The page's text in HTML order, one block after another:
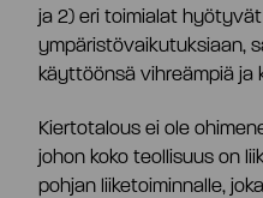
ja 2) eri toimialat
ympäristövaikutuksiaan,
käyttöönsä vihreämpiä ja
Kiertotalous ei ole
johon koko teollisuus on
pohjan liiketoiminnalle,